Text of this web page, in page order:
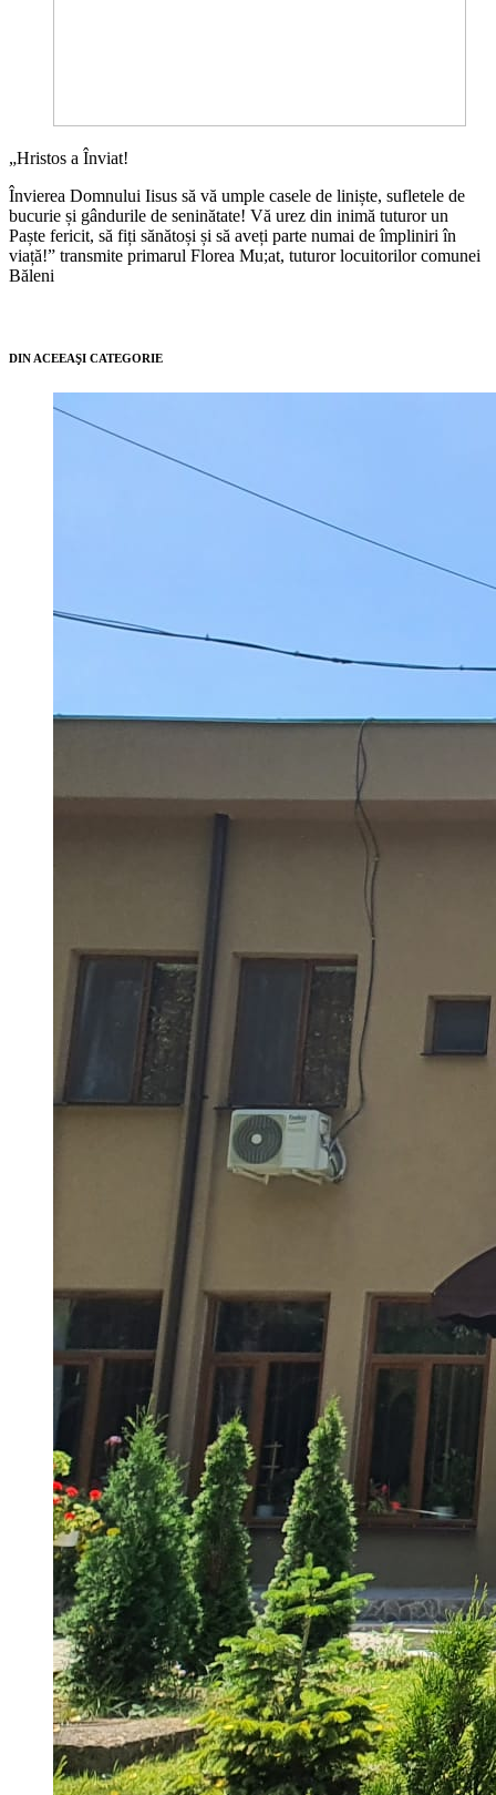
„Hristos a Înviat!
Învierea Domnului Iisus să vă umple casele de liniște, sufletele de
bucurie și gândurile de seninătate! Vă urez din inimă tuturor un
Paște fericit, să fiți sănătoși și să aveți parte numai de împliniri în
viață!” transmite primarul Florea Mu;at, tuturor locuitorilor comunei
Băleni
DIN ACEEAŞI CATEGORIE